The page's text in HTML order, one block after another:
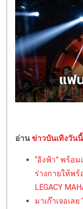
อ่านข่าวบันเทิงวันนี้
“อิงฟ้า” พร้อ
ร่างกายให้พร้
LEGACY
มาเก๊าเจอเล